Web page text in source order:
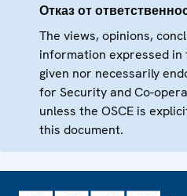
Отказ от
The views, opinions,
information expressed
given nor necessarily
for Security and Co-
unless the OSCE is
this document.